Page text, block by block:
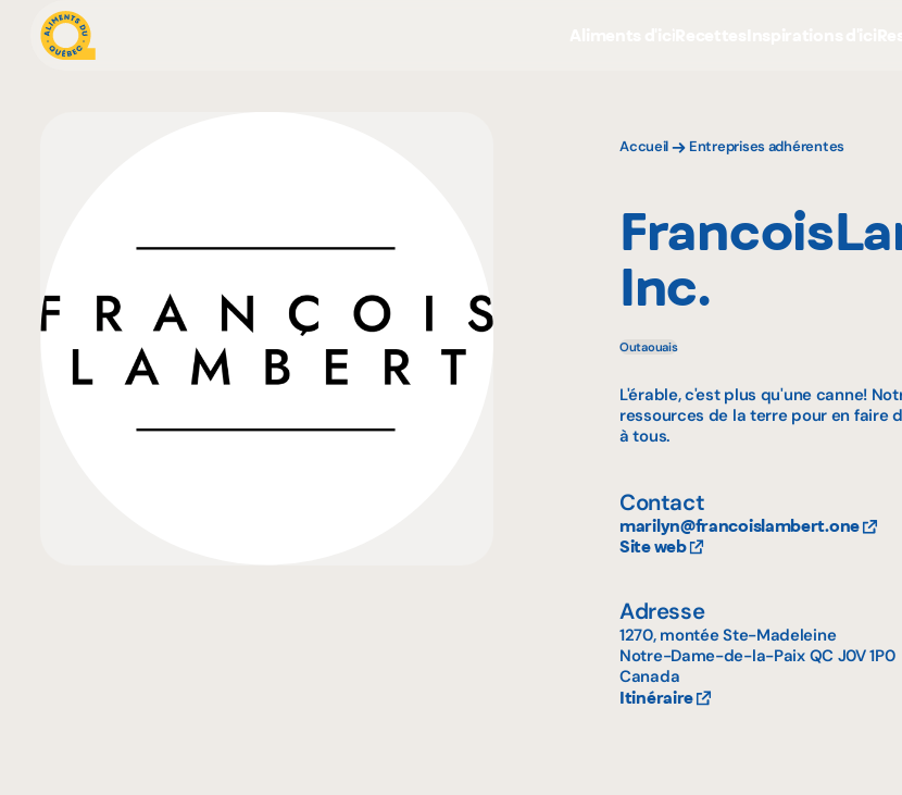
Accueil Entreprises adhérentes
Inc.
Outaouais
L'érable, c'est plus qu'une canne!
ressources de la terre pour en faire
à tous.
Contact
marilyn@francoislambert.one
Site web
Adresse
1270, montée Ste-Madeleine
Notre-Dame-de-la-Paix QC J0V 1P0
Canada
Itinéraire